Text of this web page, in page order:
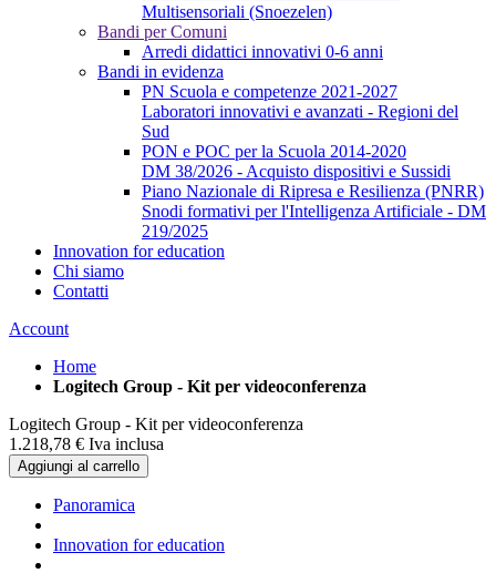
Multisensoriali (Snoezelen)
Bandi per Comuni
Arredi didattici innovativi 0-6 anni
Bandi in evidenza
PN Scuola e competenze 2021-2027
Laboratori innovativi e avanzati - Regioni del
Sud
PON e POC per la Scuola 2014-2020
DM 38/2026 - Acquisto dispositivi e Sussidi
Piano Nazionale di Ripresa e Resilienza (PNRR)
Snodi formativi per l'Intelligenza Artificiale - DM
219/2025
Innovation for education
Chi siamo
Contatti
Account
Home
Logitech Group - Kit per videoconferenza
Logitech Group - Kit per videoconferenza
1.218,78 € Iva inclusa
Aggiungi al carrello
Panoramica
Innovation for education